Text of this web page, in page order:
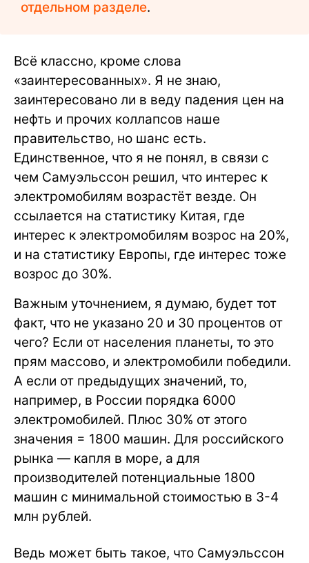
отдельном разделе.
Всё классно, кроме слова
«заинтересованных». Я не знаю,
заинтересовано ли в веду падения цен на
нефть и прочих коллапсов наше
правительство, но шанс есть.
Единственное, что я не понял, в связи с
чем Самуэльссон решил, что интерес к
электромобилям возрастёт везде. Он
ссылается на статистику Китая, где
интерес к электромобилям возрос на 20%,
и на статистику Европы, где интерес тоже
возрос до 30%.
Важным уточнением, я думаю, будет тот
факт, что не указано 20 и 30 процентов от
чего? Если от населения планеты, то это
прям массово, и электромобили победили.
А если от предыдущих значений, то,
например, в России порядка 6000
электромобилей. Плюс 30% от этого
значения = 1800 машин. Для российского
рынка — капля в море, а для
производителей потенциальные 1800
машин с минимальной стоимостью в 3-4
млн рублей.
Ведь может быть такое, что Самуэльссон